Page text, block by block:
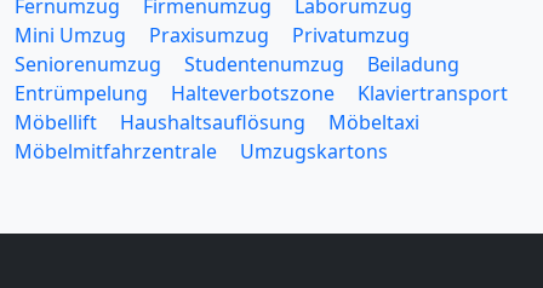
Fernumzug
Firmenumzug
Laborumzug
Mini Umzug
Praxisumzug
Privatumzug
Seniorenumzug
Studentenumzug
Beiladung
Entrümpelung
Halteverbotszone
Klaviertransport
Möbellift
Haushaltsauflösung
Möbeltaxi
Möbelmitfahrzentrale
Umzugskartons